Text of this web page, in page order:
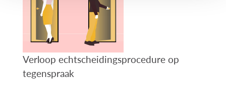
Verloop echtscheidingsprocedure op
tegenspraak